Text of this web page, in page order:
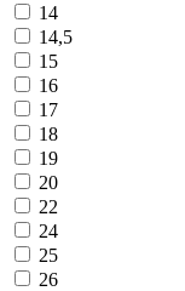
14
14,5
15
16
17
18
19
20
22
24
25
26